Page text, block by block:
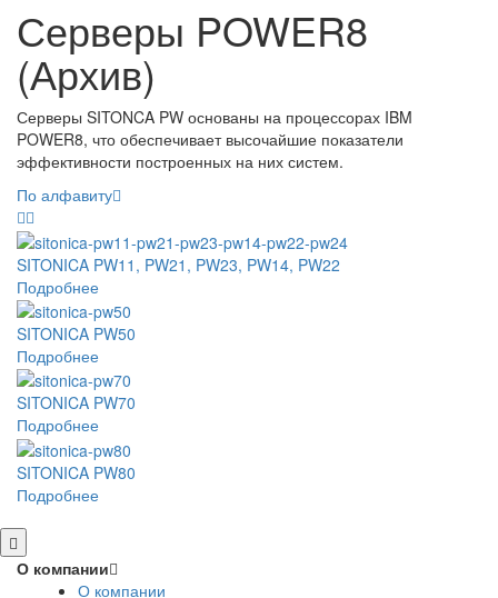
Серверы POWER8
(Архив)
Серверы SITONCA PW основаны на процессорах IBM
POWER8, что обеспечивает высочайшие показатели
эффективности построенных на них систем.
По алфавиту
SITONICA PW11, PW21, PW23, PW14, PW22
Подробнее
SITONICA PW50
Подробнее
SITONICA PW70
Подробнее
SITONICA PW80
Подробнее
О компании
О компании